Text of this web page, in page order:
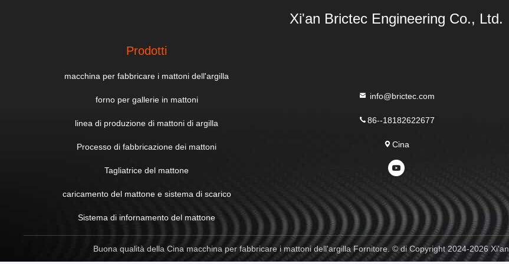
Xi'an Brictec Engineering Co., Ltd.
Prodotti
macchina per fabbricare i mattoni dell'argilla
forno per gallerie in mattoni
linea di produzione di mattoni di argilla
Processo di fabbricazione dei mattoni
Tagliatrice del mattone
caricamento del mattone e sistema di scarico
Sistema di infornamento del mattone
info@brictec.com
86--18182622677
Cina
Buona qualità della Cina macchina per fabbricare i mattoni dell'argilla Fornitore. © di Copyright 2024-2026